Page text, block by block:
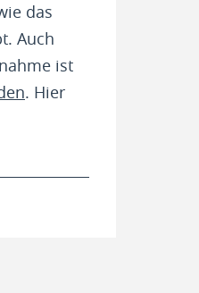
das
Auch
ist
. Hier